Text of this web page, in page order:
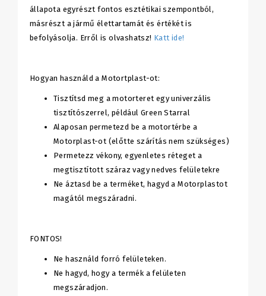
állapota egyrészt fontos esztétikai szempontból,
másrészt a jármű élettartamát és értékét is
befolyásolja. Erről is olvashatsz! Katt ide!
Hogyan használd a Motortplast-ot:
Tisztítsd meg a motorteret egy univerzális
tisztítószerrel, például Green Starral
Alaposan permetezd be a motortérbe a
Motorplast-ot (előtte szárítás nem szükséges)
Permetezz vékony, egyenletes réteget a
megtisztított száraz vagy nedves felületekre
Ne áztasd be a terméket, hagyd a Motorplastot
magától megszáradni.
FONTOS!
Ne használd forró felületeken.
Ne hagyd, hogy a termék a felületen
megszáradjon.